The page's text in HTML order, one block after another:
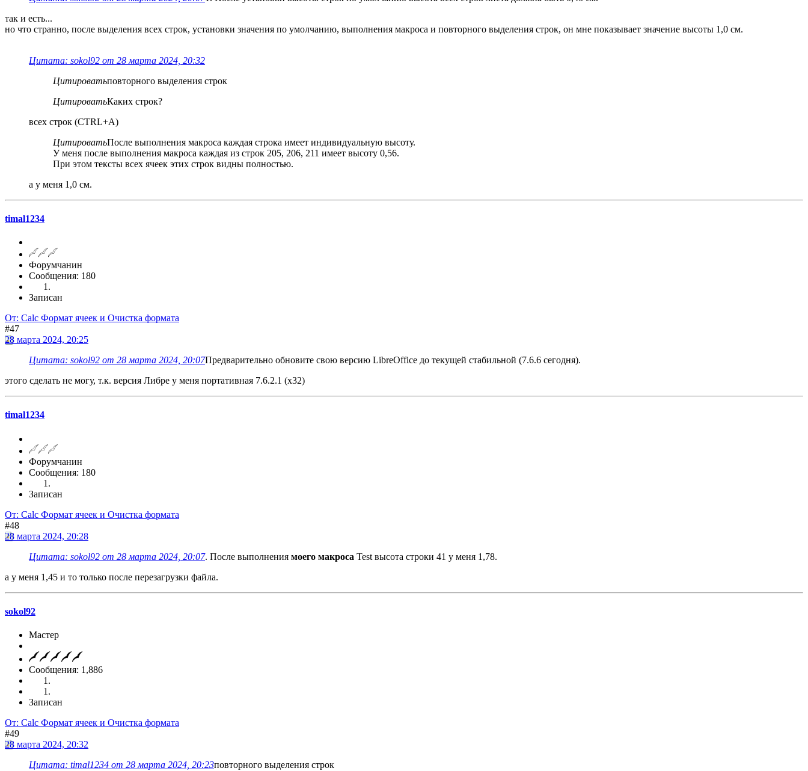
так и есть...
но что странно, после выделения всех строк, установки значения по умолчанию, выполнения макроса и повторного выделения строк, он мне показывает значение высоты 1,0 см.
Цитата: sokol92 от 28 марта 2024, 20:32
Цитироватьповторного выделения строк
ЦитироватьКаких строк?
всех строк (CTRL+A)
ЦитироватьПосле выполнения макроса каждая строка имеет индивидуальную высоту.
У меня после выполнения макроса каждая из строк 205, 206, 211 имеет высоту 0,56.
При этом тексты всех ячеек этих строк видны полностью.
а у меня 1,0 см.
timal1234
Форумчанин
Сообщения: 180
Записан
От: Calc Формат ячеек и Очистка формата
#47
28 марта 2024, 20:25
Цитата: sokol92 от 28 марта 2024, 20:07Предварительно обновите свою версию LibreOffice до текущей стабильной (7.6.6 сегодня).
этого сделать не могу, т.к. версия Либре у меня портативная 7.6.2.1 (х32)
timal1234
Форумчанин
Сообщения: 180
Записан
От: Calc Формат ячеек и Очистка формата
#48
28 марта 2024, 20:28
Цитата: sokol92 от 28 марта 2024, 20:07. После выполнения моего макроса Test высота строки 41 у меня 1,78.
а у меня 1,45 и то только после перезагрузки файла.
sokol92
Мастер
Сообщения: 1,886
Записан
От: Calc Формат ячеек и Очистка формата
#49
28 марта 2024, 20:32
Цитата: timal1234 от 28 марта 2024, 20:23повторного выделения строк